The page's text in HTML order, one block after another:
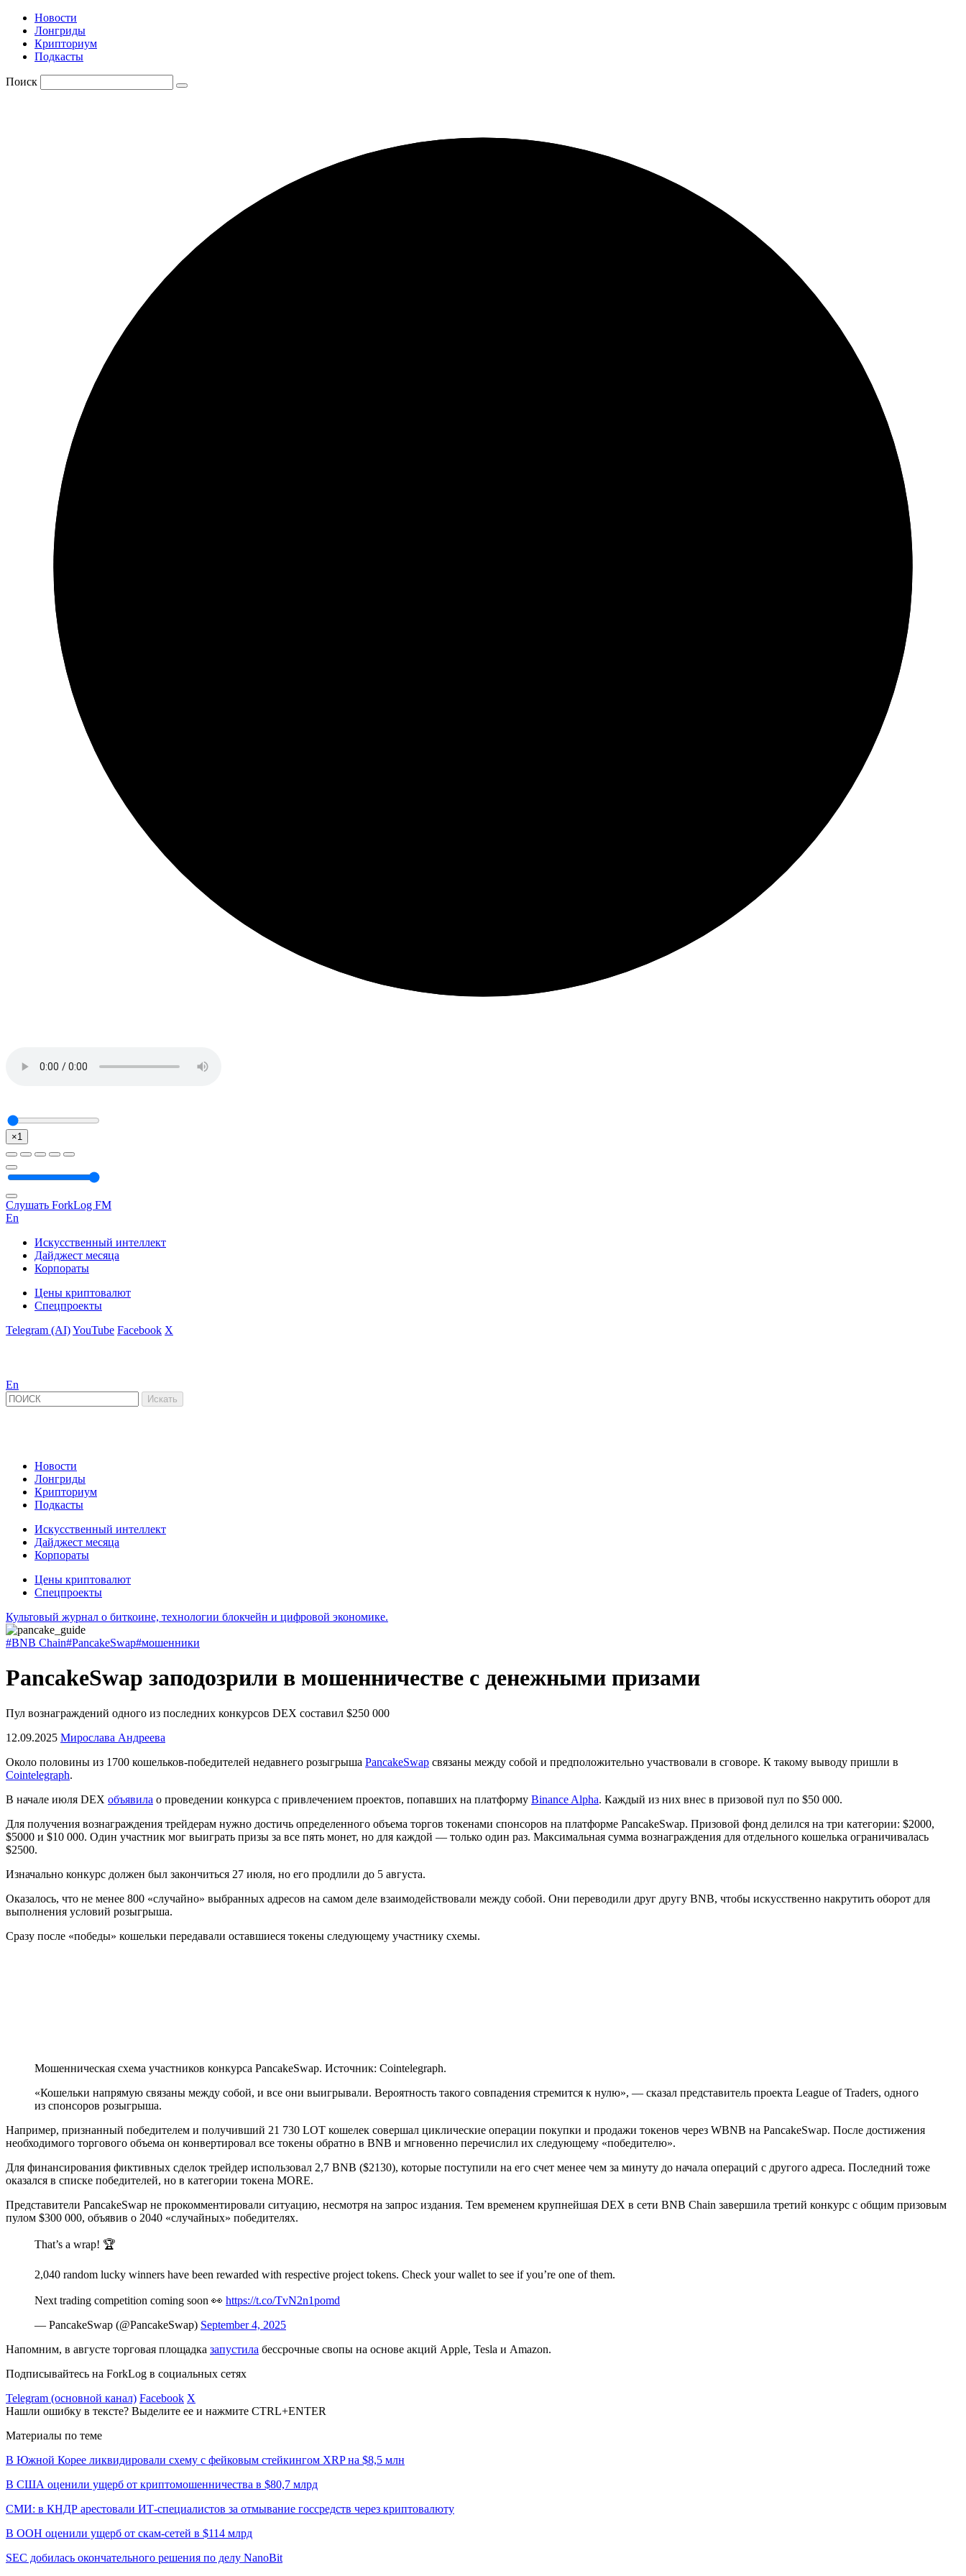
Новости
Лонгриды
Крипториум
Подкасты
Поиск
×1
Слушать ForkLog FM
En
Искусственный интеллект
Дайджест месяца
Корпораты
Цены криптовалют
Спецпроекты
Telegram (AI)YouTube Facebook X
En
Новости
Лонгриды
Крипториум
Подкасты
Искусственный интеллект
Дайджест месяца
Корпораты
Цены криптовалют
Спецпроекты
Культовый журнал о биткоине, технологии блокчейн и цифровой экономике.
#BNB Chain#PancakeSwap#мошенники
PancakeSwap заподозрили в мошенничестве с денежными призами
Пул вознаграждений одного из последних конкурсов DEX составил $250 000
12.09.2025 Мирослава Андреева
Около половины из 1700 кошельков-победителей недавнего розыгрыша PancakeSwap связаны между собой и предположительно участвовали в сговоре. К такому выводу пришли в
Cointelegraph.
В начале июля DEX объявила о проведении конкурса с привлечением проектов, попавших на платформу Binance Alpha. Каждый из них внес в призовой пул по $50 000.
Для получения вознаграждения трейдерам нужно достичь определенного объема торгов токенами спонсоров на платформе PancakeSwap. Призовой фонд делился на три категории: $2000,
$5000 и $10 000. Один участник мог выиграть призы за все пять монет, но для каждой — только один раз. Максимальная сумма вознаграждения для отдельного кошелька ограничивалась
$2500.
Изначально конкурс должен был закончиться 27 июля, но его продлили до 5 августа.
Оказалось, что не менее 800 «случайно» выбранных адресов на самом деле взаимодействовали между собой. Они переводили друг другу BNB, чтобы искусственно накрутить оборот для
выполнения условий розыгрыша.
Сразу после «победы» кошельки передавали оставшиеся токены следующему участнику схемы.
Мошенническая схема участников конкурса PancakeSwap. Источник: Cointelegraph.
«Кошельки напрямую связаны между собой, и все они выигрывали. Вероятность такого совпадения стремится к нулю», — сказал представитель проекта League of Traders, одного
из спонсоров розыгрыша.
Например, признанный победителем и получивший 21 730 LOT кошелек совершал циклические операции покупки и продажи токенов через WBNB на PancakeSwap. После достижения
необходимого торгового объема он конвертировал все токены обратно в BNB и мгновенно перечислил их следующему «победителю».
Для финансирования фиктивных сделок трейдер использовал 2,7 BNB ($2130), которые поступили на его счет менее чем за минуту до начала операций с другого адреса. Последний тоже
оказался в списке победителей, но в категории токена MORE.
Представители PancakeSwap не прокомментировали ситуацию, несмотря на запрос издания. Тем временем крупнейшая DEX в сети BNB Chain завершила третий конкурс с общим призовым
пулом $300 000, объявив о 2040 «случайных» победителях.
That’s a wrap! 🏆
2,040 random lucky winners have been rewarded with respective project tokens. Check your wallet to see if you’re one of them.
Next trading competition coming soon 👀 https://t.co/TvN2n1pomd
— PancakeSwap (@PancakeSwap) September 4, 2025
Напомним, в августе торговая площадка запустила бессрочные свопы на основе акций Apple, Tesla и Amazon.
Подписывайтесь на ForkLog в социальных сетях
Telegram (основной канал) Facebook X
Нашли ошибку в тексте? Выделите ее и нажмите CTRL+ENTER
Материалы по теме
В Южной Корее ликвидировали схему с фейковым стейкингом XRP на $8,5 млн
В США оценили ущерб от криптомошенничества в $80,7 млрд
СМИ: в КНДР арестовали ИТ-специалистов за отмывание госсредств через криптовалюту
В ООН оценили ущерб от скам-сетей в $114 млрд
SEC добилась окончательного решения по делу NanoBit